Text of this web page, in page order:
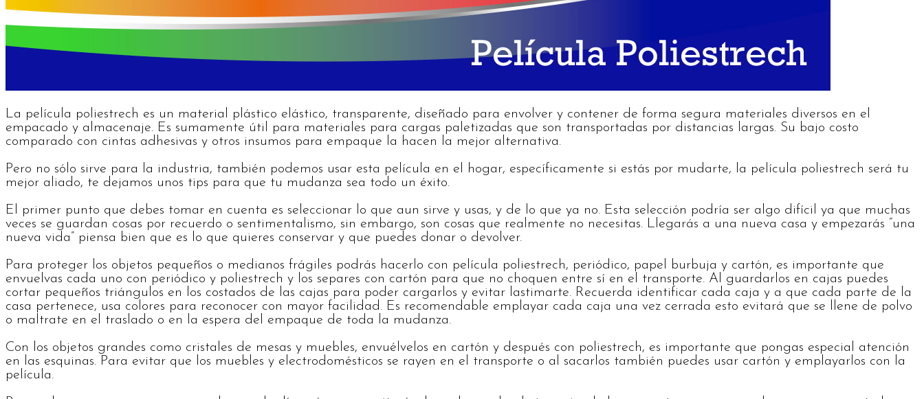
La película poliestrech es un material plástico elástico, transparente, diseñado para envolver y contener de forma segura materiales diversos en el
empacado y almacenaje. Es sumamente útil para materiales para cargas paletizadas que son transportadas por distancias largas. Su bajo costo
comparado con cintas adhesivas y otros insumos para empaque la hacen la mejor alternativa.
Pero no sólo sirve para la industria, también podemos usar esta película en el hogar, específicamente si estás por mudarte, la película poliestrech será tu
mejor aliado, te dejamos unos tips para que tu mudanza sea todo un éxito.
El primer punto que debes tomar en cuenta es seleccionar lo que aun sirve y usas, y de lo que ya no. Esta selección podría ser algo difícil ya que muchas
veces se guardan cosas por recuerdo o sentimentalismo, sin embargo, son cosas que realmente no necesitas. Llegarás a una nueva casa y empezarás “una
nueva vida” piensa bien que es lo que quieres conservar y que puedes donar o devolver.
Para proteger los objetos pequeños o medianos frágiles podrás hacerlo con película poliestrech, periódico, papel burbuja y cartón, es importante que
envuelvas cada uno con periódico y poliestrech y los separes con cartón para que no choquen entre sí en el transporte. Al guardarlos en cajas puedes
cortar pequeños triángulos en los costados de las cajas para poder cargarlos y evitar lastimarte. Recuerda identificar cada caja y a que cada parte de la
casa pertenece, usa colores para reconocer con mayor facilidad. Es recomendable emplayar cada caja una vez cerrada esto evitará que se llene de polvo
o maltrate en el traslado o en la espera del empaque de toda la mudanza.
Con los objetos grandes como cristales de mesas y muebles, envuélvelos en cartón y después con poliestrech, es importante que pongas especial atención
en las esquinas. Para evitar que los muebles y electrodomésticos se rayen en el transporte o al sacarlos también puedes usar cartón y emplayarlos con la
película.